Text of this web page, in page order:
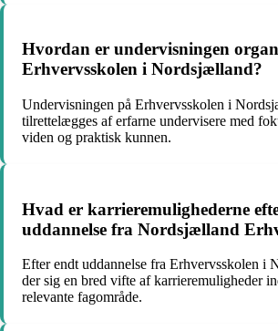
Hvordan er undervisningen
Erhvervsskolen i Nordsjælland?
Undervisningen på Erhvervsskolen i
tilrettelægges af erfarne undervisere med
viden og praktisk kunnen.
Hvad er karrieremulighederne
uddannelse fra Nordsjælland
Efter endt uddannelse fra Erhvervsskolen i
der sig en bred vifte af karrieremuligheder
relevante fagområde.